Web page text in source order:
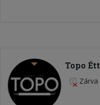
Topo
Zárva